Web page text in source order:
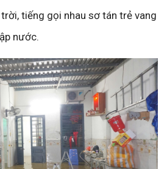
tiếng gọi nhau sơ tán trẻ vang
nước.